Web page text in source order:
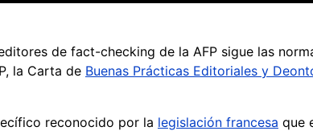
de fact-checking de la AFP sigue las
la Carta de Buenas Prácticas Editoriales y
reconocido por la legislación francesa que